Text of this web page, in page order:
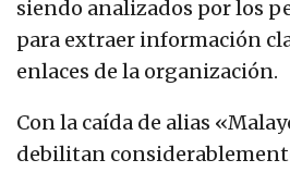
siendo analizados por los
para extraer información
enlaces de la organización.
Con la caída de alias
debilitan